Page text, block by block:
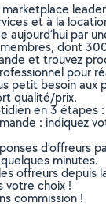
marketplace
et à la
aujourd’hui par
dont
et trouvez
pour
petit besoin aux
qualité/prix.
en 3 étapes :
: indiquez
d’offreurs
minutes.
offreurs depuis
votre choix !
commission !